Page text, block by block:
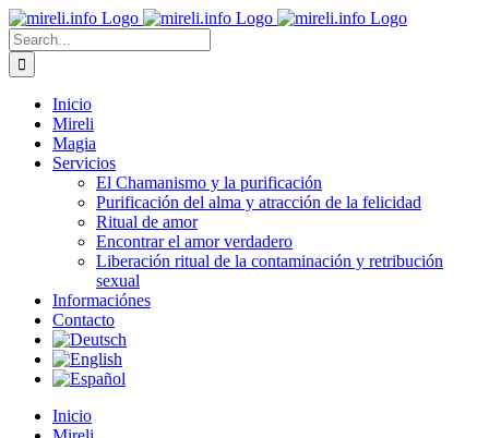
Skip
to
content
Search
for:
Inicio
Mireli
Magia
Servicios
El Chamanismo y la purificación
Purificación del alma y atracción de la felicidad
Ritual de amor
Encontrar el amor verdadero
Liberación ritual de la contaminación y retribución
sexual
Informaciónes
Contacto
Inicio